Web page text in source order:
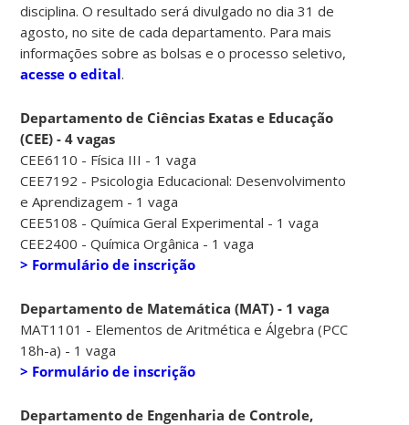
disciplina. O resultado será divulgado no dia 31 de
agosto, no site de cada departamento. Para mais
informações sobre as bolsas e o processo seletivo,
acesse o edital.
Departamento de Ciências Exatas e Educação
(CEE) - 4 vagas
CEE6110 - Física III - 1 vaga
CEE7192 - Psicologia Educacional: Desenvolvimento
e Aprendizagem - 1 vaga
CEE5108 - Química Geral Experimental - 1 vaga
CEE2400 - Química Orgânica - 1 vaga
> Formulário de inscrição
Departamento de Matemática (MAT) - 1 vaga
MAT1101 - Elementos de Aritmética e Álgebra (PCC
18h-a) - 1 vaga
> Formulário de inscrição
Departamento de Engenharia de Controle,